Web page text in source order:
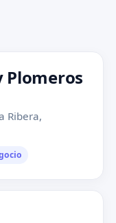
Plomeros
Ribera,